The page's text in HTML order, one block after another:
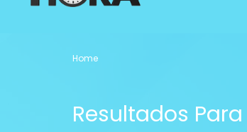
Home
Resultados Para